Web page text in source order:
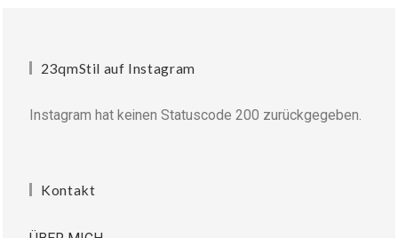
23qmStil auf Instagram
Instagram hat keinen Statuscode 200 zurückgegeben.
Kontakt